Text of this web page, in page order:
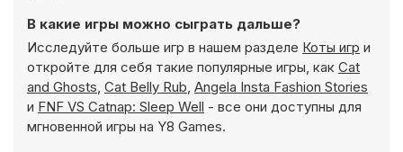
В какие игры можно сыграть дальше?
Исследуйте больше игр в нашем разделе Коты игр и
откройте для себя такие популярные игры, как Cat
and Ghosts, Cat Belly Rub, Angela Insta Fashion Stories
и FNF VS Catnap: Sleep Well - все они доступны для
мгновенной игры на Y8 Games.